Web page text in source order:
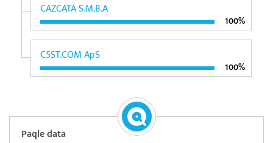
CAZCATA S.M.B.A
100%
C5ST.COM ApS
100%
Paqle data